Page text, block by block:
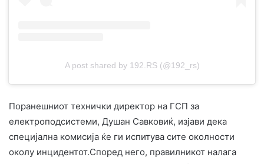
A post shared by 192.RS (@192_rs)
Поранешниот технички директор на ГСП за
електроподсистеми, Душан Савковиќ, изјави дека
специјална комисија ќе ги испитува сите околности
околу инцидентот.Според него, правилникот налага